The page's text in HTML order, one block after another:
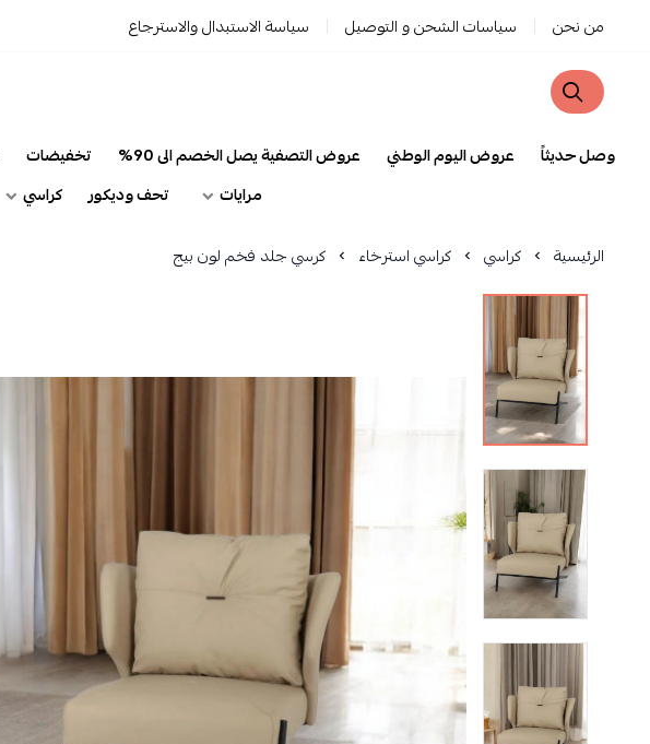
من نحن سياسات الشحن و التوصيل سياسة الاستبدال والاسترجاع
وصل حديثاً عروض اليوم الوطني عروض التصفية يصل الخصم الى 90% تخفيضات
مرايات
تحف وديكور كراسي
الرئيسية كراسي كراسي استرخاء كرسي جلد فخم لون بيج